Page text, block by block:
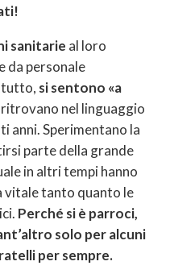
sanitarie al loro
da personale
si sentono «a
ritrovano nel linguaggio
anni. Sperimentano la
parte della grande
in altri tempi hanno
vitale tanto quanto le
Perché si è parroci,
solo per alcuni
per sempre.